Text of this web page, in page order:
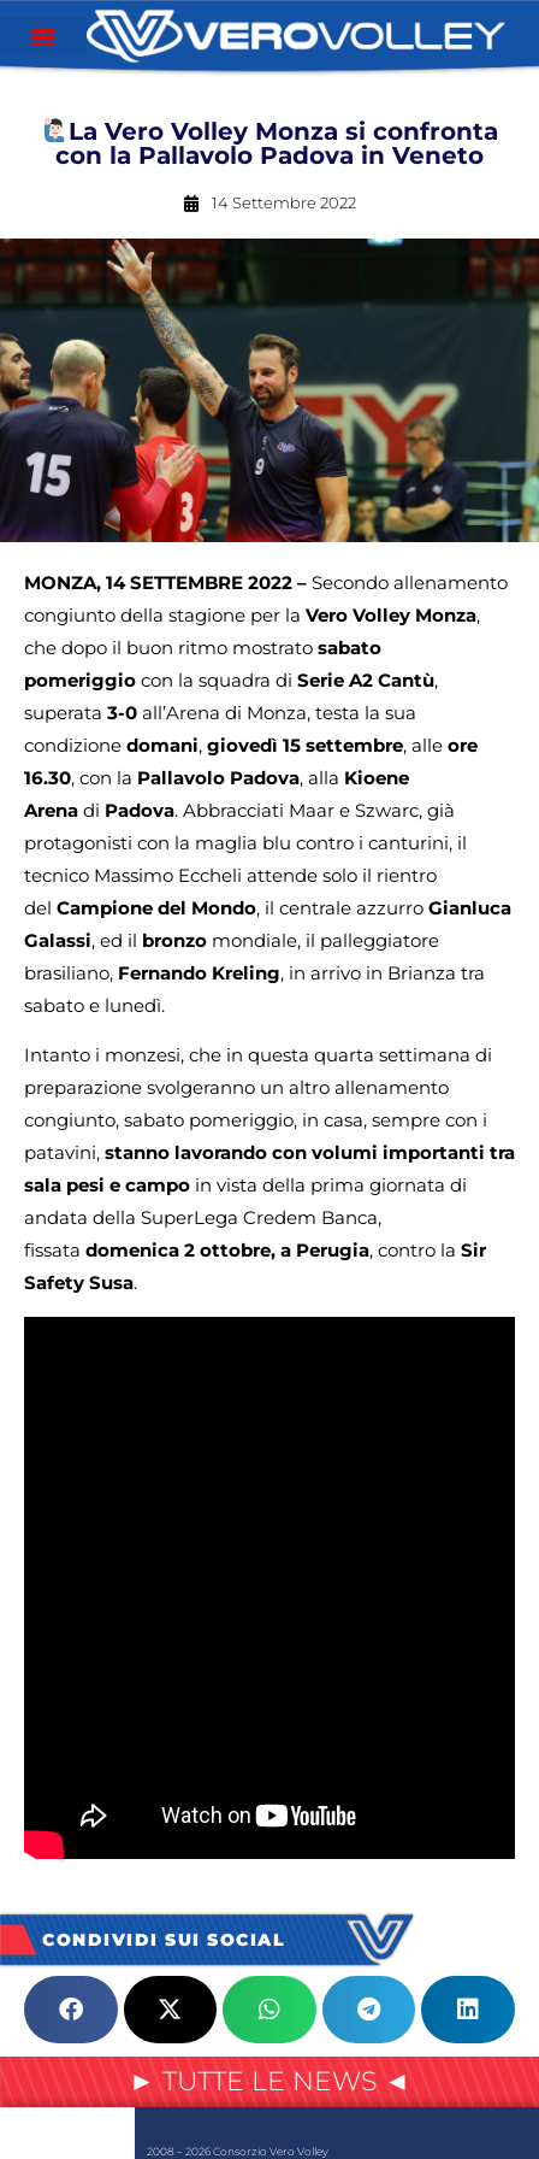
La Vero Volley Monza si confronta
con la Pallavolo Padova in Veneto
14 Settembre 2022
MONZA, 14 SETTEMBRE 2022 – Secondo allenamento
congiunto della stagione per la Vero Volley Monza,
che dopo il buon ritmo mostrato sabato
pomeriggio con la squadra di Serie A2 Cantù,
superata 3-0 all’Arena di Monza, testa la sua
condizione domani, giovedì 15 settembre, alle ore
16.30, con la Pallavolo Padova, alla Kioene
Arena di Padova. Abbracciati Maar e Szwarc, già
protagonisti con la maglia blu contro i canturini, il
tecnico Massimo Eccheli attende solo il rientro
del Campione del Mondo, il centrale azzurro Gianluca
Galassi, ed il bronzo mondiale, il palleggiatore
brasiliano, Fernando Kreling, in arrivo in Brianza tra
sabato e lunedì.
Intanto i monzesi, che in questa quarta settimana di
preparazione svolgeranno un altro allenamento
congiunto, sabato pomeriggio, in casa, sempre con i
patavini, stanno lavorando con volumi importanti tra
sala pesi e campo in vista della prima giornata di
andata della SuperLega Credem Banca,
fissata domenica 2 ottobre, a Perugia, contro la Sir
Safety Susa.
CONDIVIDI SUI SOCIAL
► TUTTE LE NEWS ◄
2008 – 2026 Consorzio Vero Volley